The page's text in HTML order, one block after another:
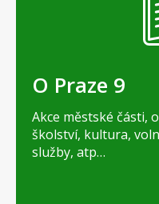
O Praze 9
Akce městské části,
školství, kultura,
služby, atp…